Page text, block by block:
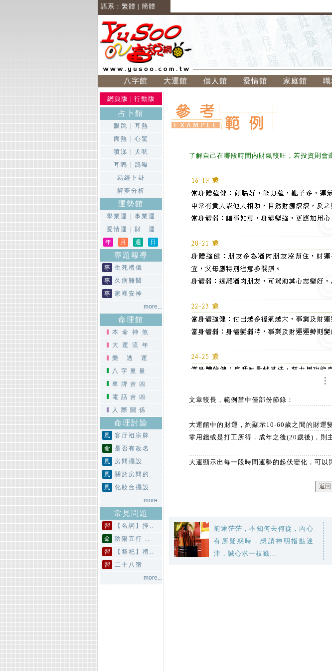
語系： 繁體 | 簡體
八字館 大運館 個人館 愛情館 家庭館
網頁版 | 行動版
占卜館
眼跳
耳熱
面熱
心驚
噴涕
犬吠
耳嗚
鵲噪
易經卜卦
解夢分析
運勢館
學業運
事業運
愛情運
財 運
年
月 週 日
專題報導
專
生死禮儀
專
久病難醫
專
家裡安神
more...
命理館
本命神煞
大運流年
樂透運
八字重量
車牌吉凶
電話吉凶
人際關係
命理討論
風
客厅祖宗牌..
命
是否有改名..
風
房間擺設
風
關於房間的..
風
化妝台擺設..
more...
常見問題
習
【名詞】擇..
命
陰陽五行 ..
習
【祭祀】禮..
習
二十八宿
more...
了解自己在哪段時間內財氣較旺，若投資則會
文章較長，範例當中僅部份節錄：
大運館中的財運，約顯示10-60歲之間的財運
零用錢或是打工所得，成年之後(20歲後)，則
大運顯示出每一段時間運勢的起伏變化，可以
前途茫茫，不知何去何從，內心
有所疑惑時，想請神明指點迷
津，誠心求一枝籤…